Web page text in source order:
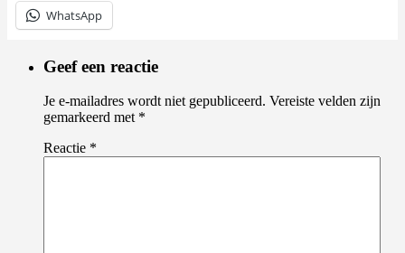
WhatsApp
Geef een reactie
Je e-mailadres wordt niet gepubliceerd. Vereiste velden zijn
gemarkeerd met *
Reactie *